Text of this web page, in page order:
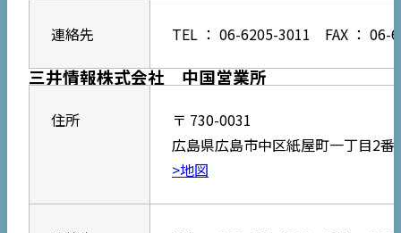
連絡先 TEL ： 06-6205-3011 FAX ： 06-
三井情報株式会社 中国営業所
住所
〒 730-0031
広島県広島市中区紙屋町一丁目2
>地図